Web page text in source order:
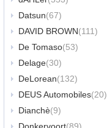
Datsun(67)
DAVID BROWN(111)
De Tomaso(53)
Delage(30)
DeLorean(132)
DEUS Automobiles(20)
Dianchè(9)